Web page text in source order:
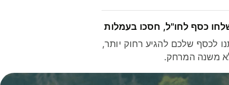
כסף לחו"ל, חסכו בעמלות
לכסף שלכם להגיע רחוק יותר,
משנה המרחק.